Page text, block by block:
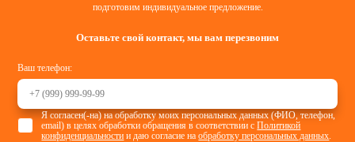
подготовим индивидуальное предложение.
Оставьте свой контакт, мы вам перезвоним
Ваш телефон:
Я согласен(-на) на обработку моих персональных данных (ФИО, телефон,
email) в целях обработки обращения в соответствии сПолитикой
конфиденциальности и даю согласие наобработку персональных данных